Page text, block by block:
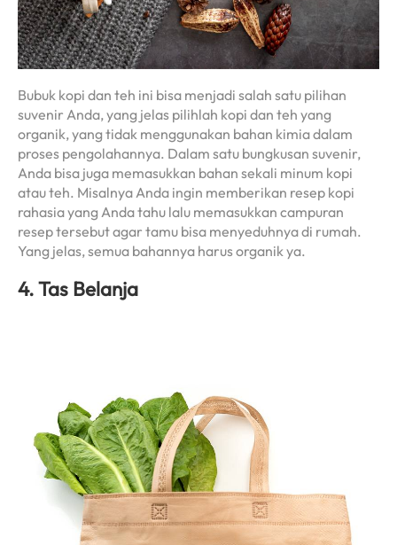
Bubuk kopi dan teh ini bisa menjadi salah satu pilihan
suvenir Anda, yang jelas pilihlah kopi dan teh yang
organik, yang tidak menggunakan bahan kimia dalam
proses pengolahannya. Dalam satu bungkusan suvenir,
Anda bisa juga memasukkan bahan sekali minum kopi
atau teh. Misalnya Anda ingin memberikan resep kopi
rahasia yang Anda tahu lalu memasukkan campuran
resep tersebut agar tamu bisa menyeduhnya di rumah.
Yang jelas, semua bahannya harus organik ya.
4. Tas Belanja